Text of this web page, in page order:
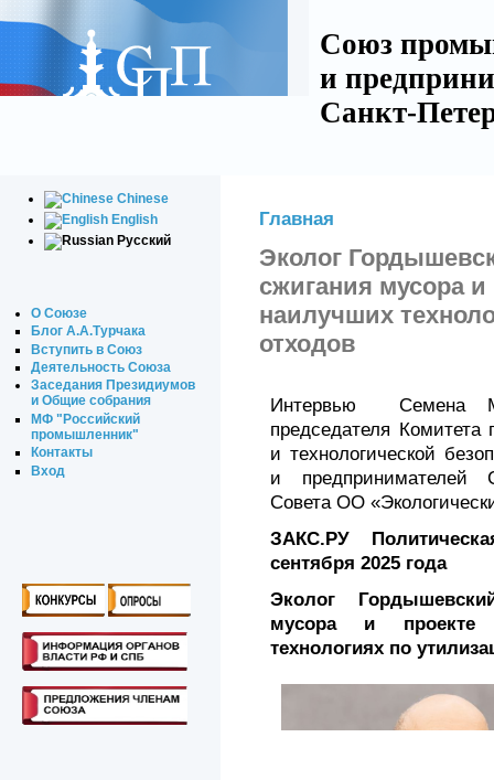
Союз
и
Санкт-
Chinese
English
Русский
О Союзе
Блог А.А.Турчака
Вступить в Союз
Деятельность Союза
Заседания Президиумов
и Общие собрания
МФ "Российский
промышленник"
Контакты
Вход
Главная
Эколог
сжигания мусора и
наилучших
отходов
Интервью
Семена
председателя Комитета
и технологической
и предпринимателей
Совета ОО
ЗАКС.РУ
сентября 2025 года
Эколог
мусора и проекте
технологиях по